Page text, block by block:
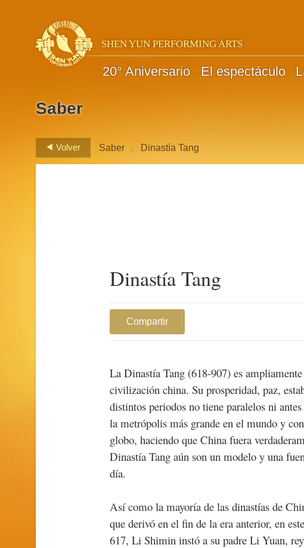
SHEN YUN PERFORMING ARTS
20° Aniversario El espectáculo
Saber
Volver Saber > Dinastía Tang
Dinastía Tang
Compartir
La Dinastía Tang (618-907) es
civilización china. Su prosperidad, paz,
distintos periodos no tiene paralelos ni
la metrópolis más grande en el mundo y
globo, haciendo que China fuera
Dinastía Tang aún son un modelo y una
día.
Así como la mayoría de las dinastías de
que derivó en el fin de la era anterior, en
617, Li Shimin instó a su padre Li Yuan,